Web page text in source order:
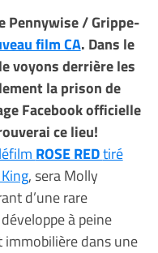
Pennywise / Grippe-
film CA. Dans le
voyons derrière les
la prison de
Facebook officielle
ce lieu!
ROSE REDtiré
, sera Molly
d’une rare
à peine
immobilière dans une